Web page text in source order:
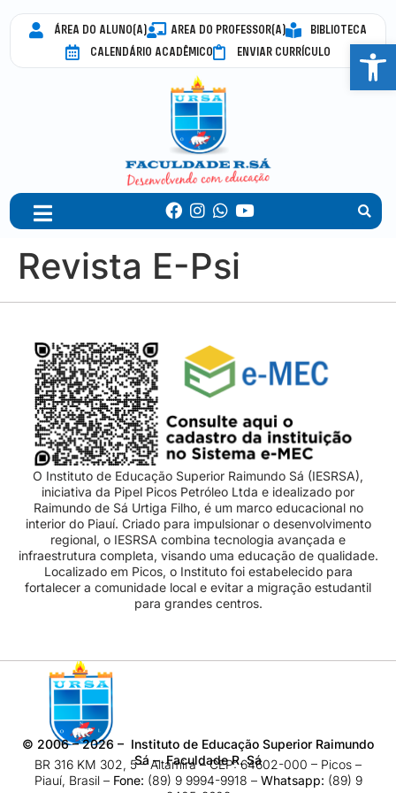
ÁREA DO ALUNO(A) AREA DO PROFESSOR(A)
BIBLIOTECA
CALENDÁRIO ACADÊMICO
ENVIAR CURRÍCULO
Revista E-Psi
O Instituto de Educação Superior Raimundo Sá (IESRSA),
iniciativa da Pipel Picos Petróleo Ltda e idealizado por
Raimundo de Sá Urtiga Filho, é um marco educacional no
interior do Piauí. Criado para impulsionar o desenvolvimento
regional, o IESRSA combina tecnologia avançada e
infraestrutura completa, visando uma educação de qualidade.
Localizado em Picos, o Instituto foi estabelecido para
fortalecer a comunidade local e evitar a migração estudantil
para grandes centros.
© 2006 – 2026 – Instituto de Educação Superior Raimundo
Sá – Faculdade R. Sá
BR 316 KM 302, 5 – Altamira – CEP: 64602-000 – Picos –
Piauí, Brasil – Fone: (89) 9 9994-9918​ – Whatsapp: (89) 9
Abrir